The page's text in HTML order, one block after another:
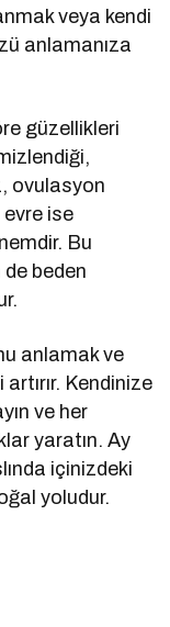
veya kendi
anlamanıza
güzellikleri
ovulasyon
ise
Bu
de beden
anlamak ve
Kendinize
ve her
yaratın. Ay
içinizdeki
yoludur.